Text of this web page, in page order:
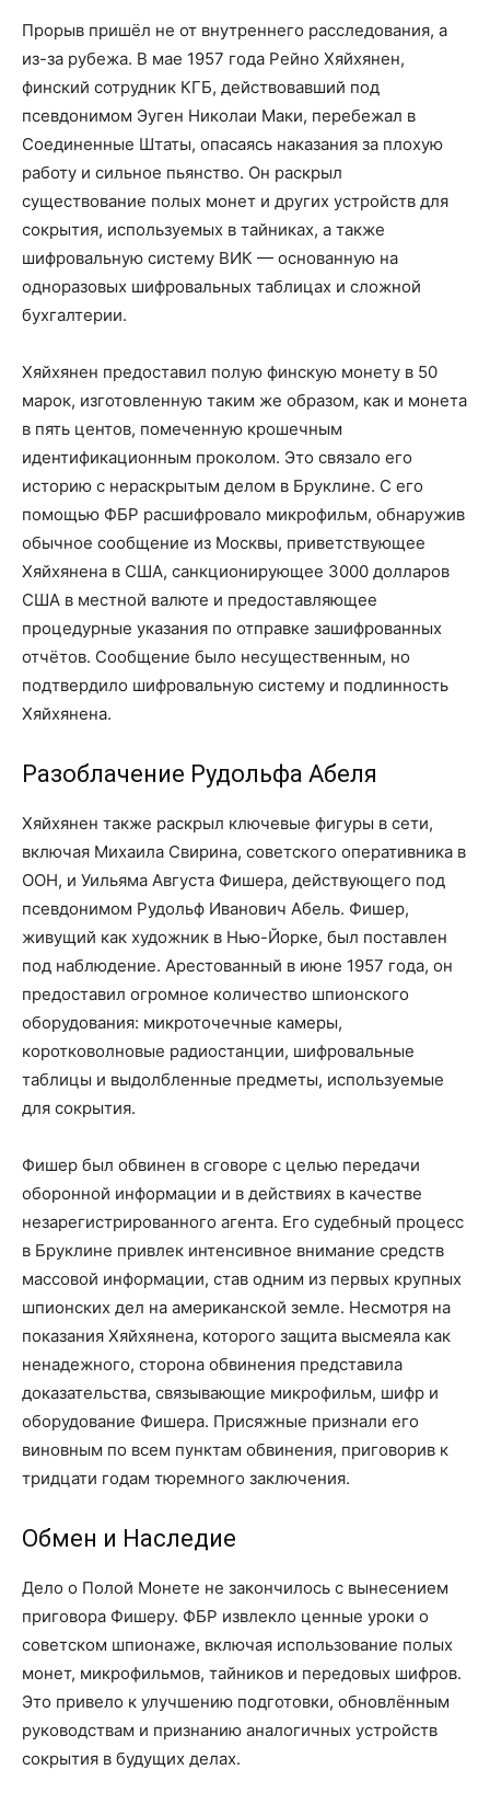
Прорыв пришёл не от внутреннего расследования, а
из-за рубежа. В мае 1957 года Рейно Хяйхянен,
финский сотрудник КГБ, действовавший под
псевдонимом Эуген Николаи Маки, перебежал в
Соединенные Штаты, опасаясь наказания за плохую
работу и сильное пьянство. Он раскрыл
существование полых монет и других устройств для
сокрытия, используемых в тайниках, а также
шифровальную систему ВИК — основанную на
одноразовых шифровальных таблицах и сложной
бухгалтерии.
Хяйхянен предоставил полую финскую монету в 50
марок, изготовленную таким же образом, как и монета
в пять центов, помеченную крошечным
идентификационным проколом. Это связало его
историю с нераскрытым делом в Бруклине. С его
помощью ФБР расшифровало микрофильм, обнаружив
обычное сообщение из Москвы, приветствующее
Хяйхянена в США, санкционирующее 3000 долларов
США в местной валюте и предоставляющее
процедурные указания по отправке зашифрованных
отчётов. Сообщение было несущественным, но
подтвердило шифровальную систему и подлинность
Хяйхянена.
Разоблачение Рудольфа Абеля
Хяйхянен также раскрыл ключевые фигуры в сети,
включая Михаила Свирина, советского оперативника в
ООН, и Уильяма Августа Фишера, действующего под
псевдонимом Рудольф Иванович Абель. Фишер,
живущий как художник в Нью-Йорке, был поставлен
под наблюдение. Арестованный в июне 1957 года, он
предоставил огромное количество шпионского
оборудования: микроточечные камеры,
коротковолновые радиостанции, шифровальные
таблицы и выдолбленные предметы, используемые
для сокрытия.
Фишер был обвинен в сговоре с целью передачи
оборонной информации и в действиях в качестве
незарегистрированного агента. Его судебный процесс
в Бруклине привлек интенсивное внимание средств
массовой информации, став одним из первых крупных
шпионских дел на американской земле. Несмотря на
показания Хяйхянена, которого защита высмеяла как
ненадежного, сторона обвинения представила
доказательства, связывающие микрофильм, шифр и
оборудование Фишера. Присяжные признали его
виновным по всем пунктам обвинения, приговорив к
тридцати годам тюремного заключения.
Обмен и Наследие
Дело о Полой Монете не закончилось с вынесением
приговора Фишеру. ФБР извлекло ценные уроки о
советском шпионаже, включая использование полых
монет, микрофильмов, тайников и передовых шифров.
Это привело к улучшению подготовки, обновлённым
руководствам и признанию аналогичных устройств
сокрытия в будущих делах.